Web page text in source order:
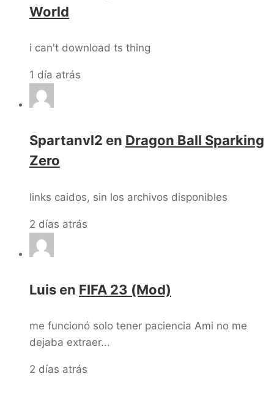
World
i can't download ts thing
1 día atrás
Spartanvl2 en Dragon Ball Sparking
Zero
links caidos, sin los archivos disponibles
2 días atrás
Luis en FIFA 23 (Mod)
me funcionó solo tener paciencia Ami no me
dejaba extraer...
2 días atrás